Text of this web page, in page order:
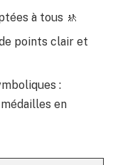
à tous 🚸
points clair et
:
en